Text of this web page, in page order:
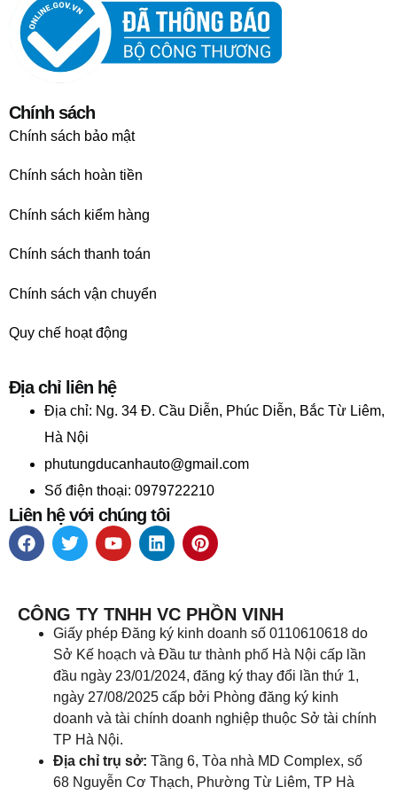
Chính sách
Chính sách bảo mật
Chính sách hoàn tiền
Chính sách kiểm hàng
Chính sách thanh toán
Chính sách vận chuyển
Quy chế hoạt động
Địa chỉ liên hệ
Địa chỉ: Ng. 34 Đ. Cầu Diễn, Phúc Diễn, Bắc Từ Liêm,
Hà Nội
phutungducanhauto@gmail.com
Số điện thoại: 0979722210
Liên hệ với chúng tôi
CÔNG TY TNHH VC PHỒN VINH
Giấy phép Đăng ký kinh doanh số 0110610618 do
Sở Kế hoạch và Đầu tư thành phố Hà Nội cấp lần
đầu ngày 23/01/2024, đăng ký thay đổi lần thứ 1,
ngày 27/08/2025 cấp bởi Phòng đăng ký kinh
doanh và tài chính doanh nghiệp thuộc Sở tài chính
TP Hà Nội.
Địa chỉ trụ sở: Tầng 6, Tòa nhà MD Complex, số
68 Nguyễn Cơ Thạch, Phường Từ Liêm, TP Hà